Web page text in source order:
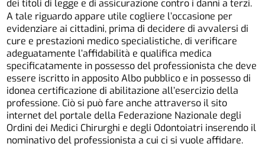
dei titoli di legge e di assicurazione contro i danni a terzi.
A tale riguardo appare utile cogliere l’occasione per
evidenziare ai cittadini, prima di decidere di avvalersi di
cure e prestazioni medico specialistiche, di verificare
adeguatamente l’affidabilità e qualifica medica
specificatamente in possesso del professionista che deve
essere iscritto in apposito Albo pubblico e in possesso di
idonea certificazione di abilitazione all’esercizio della
professione. Ciò si può fare anche attraverso il sito
internet del portale della Federazione Nazionale degli
Ordini dei Medici Chirurghi e degli Odontoiatri inserendo il
nominativo del professionista a cui ci si vuole affidare.